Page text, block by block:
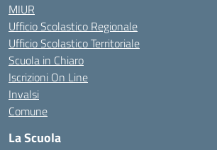
MIUR
Ufficio Scolastico Regionale
Ufficio Scolastico Territoriale
Scuola in Chiaro
Iscrizioni On Line
Invalsi
Comune
La Scuola